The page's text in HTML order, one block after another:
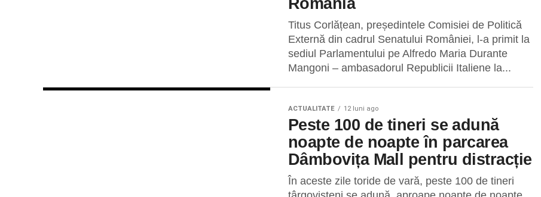
Titus Corlățean, președintele Comisiei de Politică
Externă din cadrul Senatului României, l-a primit la
sediul Parlamentului pe Alfredo Maria Durante
Mangoni – ambasadorul Republicii Italiene la...
ACTUALITATE 12 luni ago
Peste 100 de tineri se adună
noapte de noapte în parcarea
Dâmbovița Mall pentru distracție
În aceste zile toride de vară, peste 100 de tineri